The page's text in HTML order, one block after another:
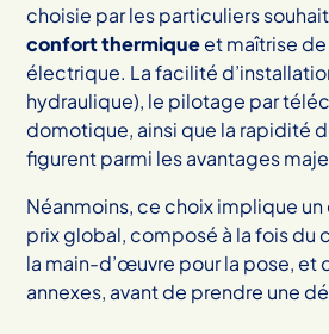
choisie par les particuliers
confort thermiqueet maîtrise
électrique. La facilité
hydraulique), le pilotage par
domotique, ainsi que la rapidité
figurent parmi les avantages
Néanmoins, ce choix implique
prix global, composé à la fois du
la main-d’œuvre pour la pose, et
annexes, avant de prendre une